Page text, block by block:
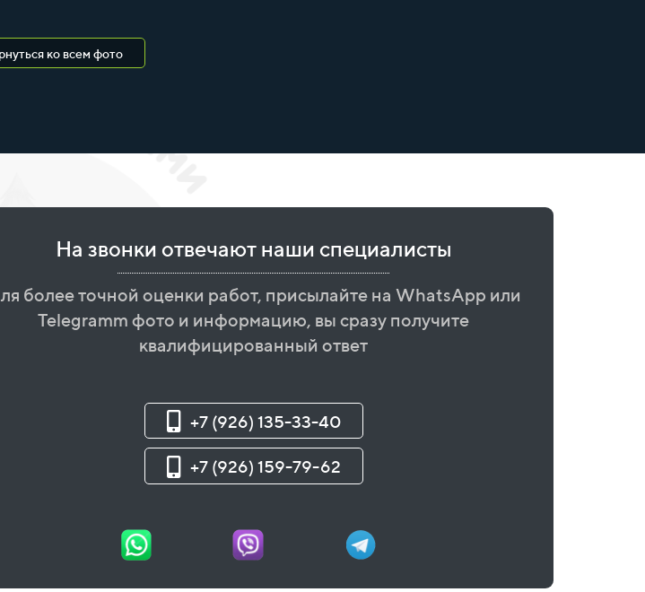
ко всем фото
На звонки отвечают наши специалисты
более точной оценки работ, присылайте на WhatsApp или
Telegramm фото и информацию, вы сразу получите
квалифицированный ответ
+7 (926) 135-33-40
+7 (926) 159-79-62